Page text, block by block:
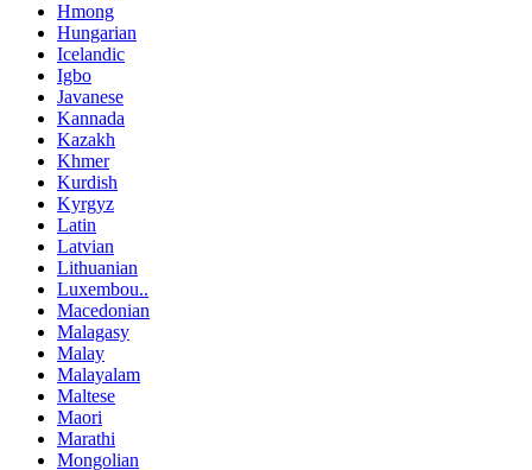
Hmong
Hungarian
Icelandic
Igbo
Javanese
Kannada
Kazakh
Khmer
Kurdish
Kyrgyz
Latin
Latvian
Lithuanian
Luxembou..
Macedonian
Malagasy
Malay
Malayalam
Maltese
Maori
Marathi
Mongolian